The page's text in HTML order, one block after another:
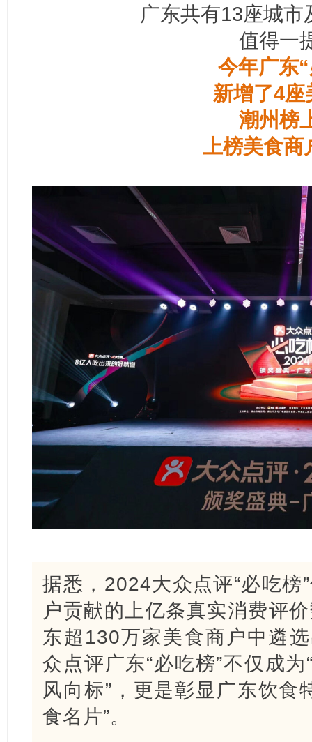
广东共有13座城
值得一
今年广东
新增了4座
潮州榜
上榜美食商
据悉，2024大众点评“必吃榜
户贡献的上亿条真实消费评
东超130万家美食商户中遴
众点评广东“必吃榜”不仅成
风向标”，更是彰显广东饮食
食名片”。